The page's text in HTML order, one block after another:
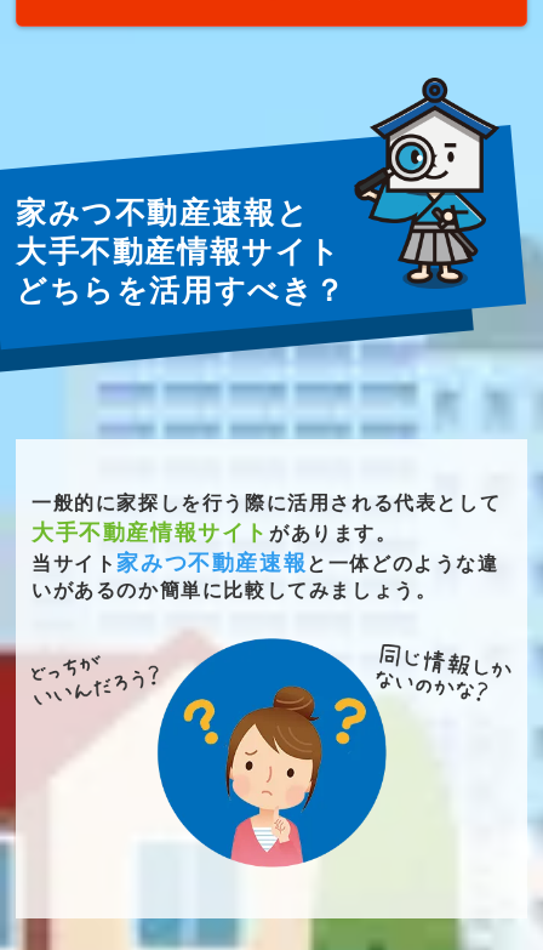
家みつ不動産速報と
大手不動産情報サイト
どちらを活用すべき？
一般的に家探しを行う際に活用される代表として
大手不動産情報サイトがあります。
当サイト家みつ不動産速報 と一体どのような違
いがあるのか簡単に比較してみましょう。